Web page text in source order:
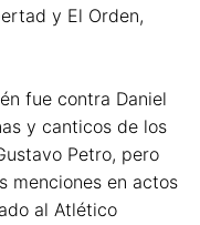
y El Orden,
fue contra Daniel
y canticos de los
Petro, pero
menciones en actos
al Atlético